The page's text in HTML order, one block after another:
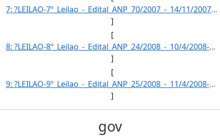
7: ?LEILAO-7º_Leilao_-_Edital_ANP_70/2007_-_14/11/2007-FASE_DA_MISTURA-Fase_da_mistura_obrigatoria_(2%_]
]
[
8: ?LEILAO-8º_Leilao_-_Edital_ANP_24/2008_-_10/4/2008-FASE_DA_MISTURA-Fase_da_mistura_obrigatoria_(2%_d]
]
[
9: ?LEILAO-9º_Leilao_-_Edital_ANP_25/2008_-_11/4/2008-FASE_DA_MISTURA-Fase_da_mistura_obrigatoria_(2%_d]
]
gov